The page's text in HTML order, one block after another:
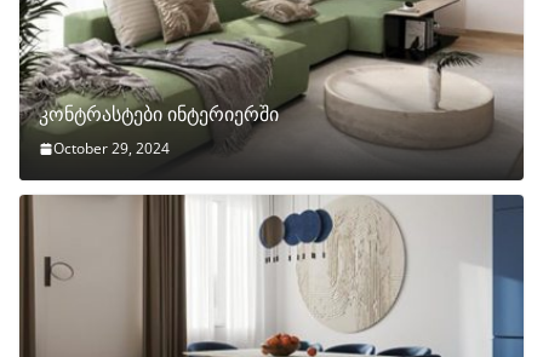
კონტრასტები ინტერიერში
October 29, 2024